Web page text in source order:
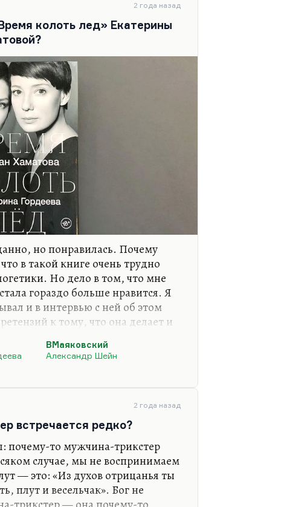
Актеры-то там все гениальные:
зовут его в этом фильме —
такого масштаба, мало сейчас
2 года назад
колоть лед» Екатерины
но понравилась. Почему
в такой книге очень трудно
Но дело в том, что мне
гораздо больше нравится. Я
и в интервью с ней об этом
к тому, что она делает и
она мне после этой
она мне стала так же близка,
после самых своих
тут нет аналогии с Хаматовой,
фактическая)……
ВМаяковский
Александр Шейн
2 года назад
встречается редко?
почему-то мужчина-трикстер
случае, мы не воспринимаем
— это: «Из духов отрицанья ты
плут и весельчак». Бог не